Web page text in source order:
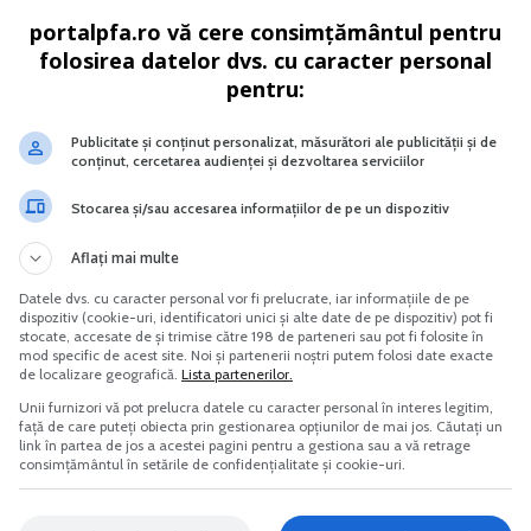
Vreau acest produs →
Vreau acest produs →
exporturilor si intra in piete noi, beneficiind astfel de
Miller, Presedinte, UPS Europa. „Notabil este
sa inceapa activitatea de export. Bariere impuse sau
pana ce clientii ii contacteaza direct pentru a
comertului electronic, IMM-urile europene beneficiaza
numar de IMM-uri cu activitate de export, potrivit
cu peste 120.000 de companii incluse, cu toate ca
exportatori. Pentru fiecare tara, exista preferinte clare
acestea se extind treptat. In general, cea mai mare
portalpfa.ro vă cere consimțământul pentru
folosirea datelor dvs. cu caracter personal
pentru:
Publicitate și conținut personalizat, măsurători ale publicității și de
conținut, cercetarea audienței și dezvoltarea serviciilor
Stocarea și/sau accesarea informațiilor de pe un dispozitiv
Aflați mai multe
Datele dvs. cu caracter personal vor fi prelucrate, iar informațiile de pe
dispozitiv (cookie-uri, identificatori unici și alte date de pe dispozitiv) pot fi
stocate, accesate de și trimise către 198 de parteneri sau pot fi folosite în
mod specific de acest site. Noi și partenerii noștri putem folosi date exacte
de localizare geografică. Lista partenerilor.
Unii furnizori vă pot prelucra datele cu caracter personal în interes legitim,
față de care puteți obiecta prin gestionarea opțiunilor de mai jos. Căutați un
link în partea de jos a acestei pagini pentru a gestiona sau a vă retrage
consimțământul în setările de confidențialitate și cookie-uri.